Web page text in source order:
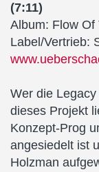
(7:11)
Album: Flow Of
Label/Vertrieb:
Wer die
dieses Projekt
Konzept-Prog
angesiedelt ist
Holzman